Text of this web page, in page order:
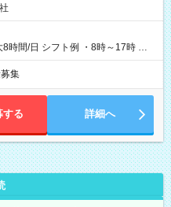
時間/日 シフト例 ・8時～17時 ・
集
する 詳細へ